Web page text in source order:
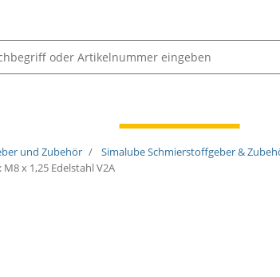
und Zubehör Simalube Schmierstoffgeber &
x 1,25 Edelstahl V2A